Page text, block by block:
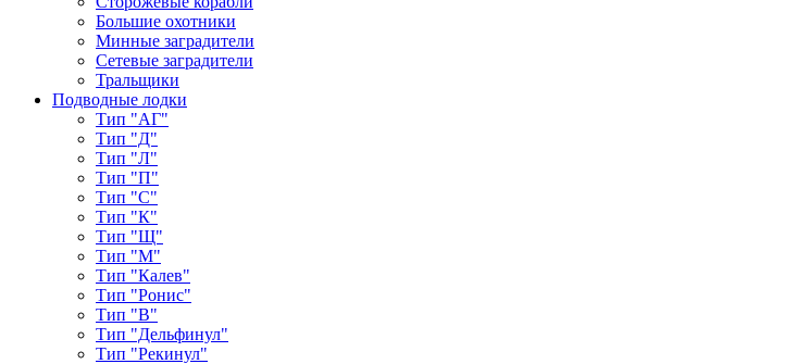
Большие охотники
Минные заградители
Сетевые заградители
Тральщики
Подводные лодки
Тип "АГ"
Тип "Д"
Тип "Л"
Тип "П"
Тип "С"
Тип "К"
Тип "Щ"
Тип "М"
Тип "Калев"
Тип "Ронис"
Тип "В"
Тип "Дельфинул"
Тип "Рекинул"